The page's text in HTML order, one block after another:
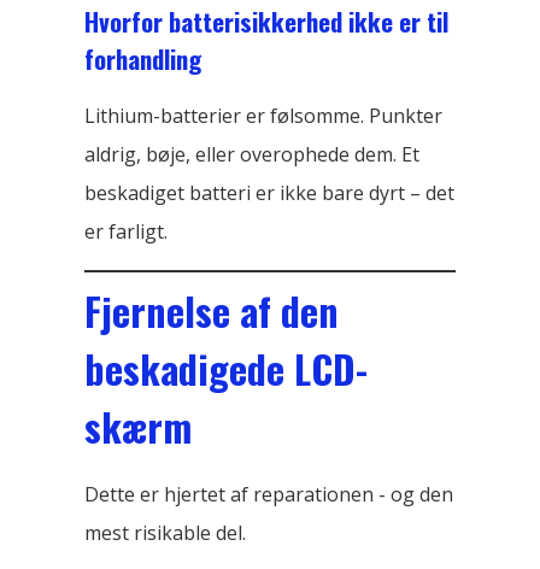
Hvorfor batterisikkerhed ikke er til
forhandling
Lithium-batterier er følsomme. Punkter
aldrig, bøje, eller overophede dem. Et
beskadiget batteri er ikke bare dyrt – det
er farligt.
Fjernelse af den
beskadigede LCD-
skærm
Dette er hjertet af reparationen - og den
mest risikable del.